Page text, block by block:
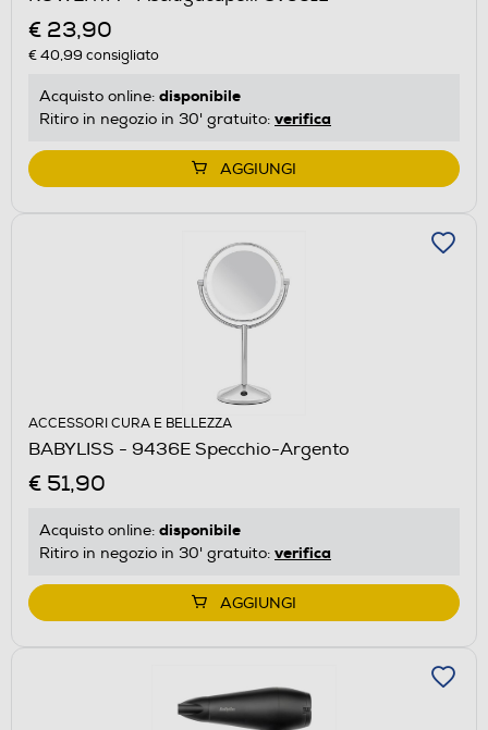
€ 23,90
€ 40,99 consigliato
Acquisto online: disponibile
Ritiro in negozio in 30' gratuito: verifica
AGGIUNGI
ACCESSORI CURA E BELLEZZA
BABYLISS - 9436E Specchio-Argento
€ 51,90
Acquisto online: disponibile
Ritiro in negozio in 30' gratuito: verifica
AGGIUNGI